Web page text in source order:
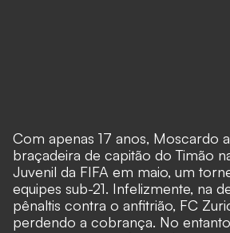
Com apenas 17 anos, Moscardo
braçadeira de capitão do Timão
Juvenil da FIFA em maio, um
equipes sub-21. Infelizmente, na
pênaltis contra o anfitrião, FC
perdendo a cobrança. No